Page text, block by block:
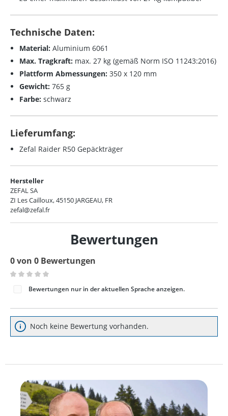
Technische Daten:
Material: Aluminium 6061
Max. Tragkraft: max. 27 kg (gemäß Norm ISO 11243:2016)
Plattform Abmessungen: 350 x 120 mm
Gewicht: 765 g
Farbe: schwarz
Lieferumfang:
Zefal Raider R50 Gepäckträger
Hersteller
ZEFAL SA
ZI Les Cailloux, 45150 JARGEAU, FR
zefal@zefal.fr
Bewertungen
0 von 0 Bewertungen
Durchschnittliche Bewertung von 0 von 5 Sternen
Bewertungen nur in der aktuellen Sprache anzeigen.
Noch keine Bewertung vorhanden.